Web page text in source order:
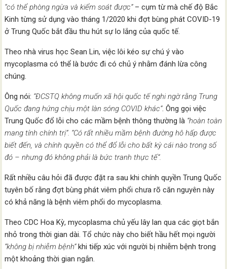
“có thể phòng ngừa và kiểm soát được”– cụm từ mà chế độ Bắc
Kinh từng sử dụng vào tháng 1/2020 khi đợt bùng phát COVID-19
ở Trung Quốc bắt đầu thu hút sự lo lắng của quốc tế.
Theo nhà virus học Sean Lin, việc lôi kéo sự chú ý vào
mycoplasma có thể là bước đi có chủ ý nhằm đánh lừa công
chúng.
Ông nói: “ĐCSTQ không muốn xã hội quốc tế nghi ngờ rằng Trung
Quốc đang hứng chịu một làn sóng COVID khác”. Ông gọi việc
Trung Quốc đổ lỗi cho các mầm bệnh thông thường là “hoàn toàn
mang tính chính trị”. “Có rất nhiều mầm bệnh đường hô hấp được
biết đến, và chính quyền có thể đổ lỗi cho bất kỳ cái nào trong số
đó – nhưng đó không phải là bức tranh thực tế”.
Rất nhiều câu hỏi đã được đặt ra sau khi chính quyền Trung Quốc
tuyên bố rằng đợt bùng phát viêm phổi chưa rõ căn nguyên này
có khả năng là bệnh viêm phổi do mycoplasma.
Theo CDC Hoa Kỳ, mycoplasma chủ yếu lây lan qua các giọt bắn
nhỏ trong thời gian dài. Tổ chức này cho biết hầu hết mọi người
“không bị nhiễm bệnh”khi tiếp xúc với người bị nhiễm bệnh trong
một khoảng thời gian ngắn.